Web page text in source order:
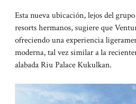
Esta nueva ubicación, lejos del
resorts hermanos, sugiere que
ofreciendo una experiencia
moderna, tal vez similar a la
alabada Riu Palace Kukulkan.